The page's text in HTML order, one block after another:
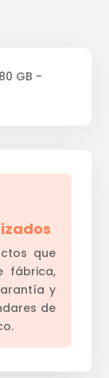
GB -
que
fábrica,
y
de